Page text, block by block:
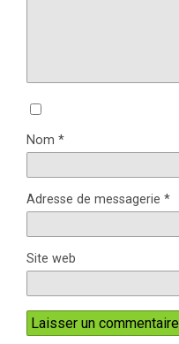
Nom *
Adresse de messagerie *
Site web